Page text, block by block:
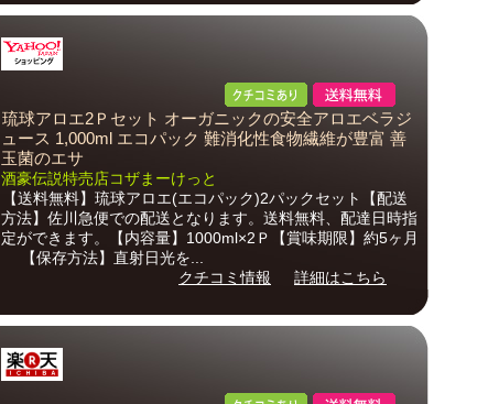
琉球アロエ2Ｐセット オーガニックの安全アロエベラジ
ュース 1,000ml エコパック 難消化性食物繊維が豊富 善
玉菌のエサ
酒豪伝説特売店コザまーけっと
【送料無料】琉球アロエ(エコパック)2パックセット【配送
方法】佐川急便での配送となります。送料無料、配達日時指
定ができます。【内容量】1000ml×2Ｐ【賞味期限】約5ヶ月
【保存方法】直射日光を...
クチコミ情報
詳細はこちら